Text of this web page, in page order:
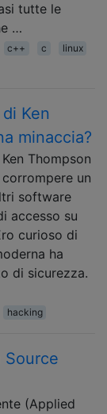
tutte le
…
c++ c
linux
Ken
minaccia?
Thompson
un
software
accesso su
curioso di
ha
di sicurezza.
hacking
Source
(Applied